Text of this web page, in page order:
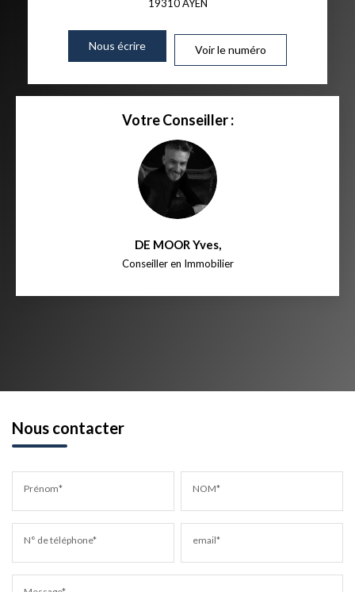
19310AYEN
Nous écrire Voir le numéro
Votre Conseiller :
DE MOOR Yves,
Conseiller en Immobilier
Nous contacter
Prénom* NOM*
N° de téléphone* email*